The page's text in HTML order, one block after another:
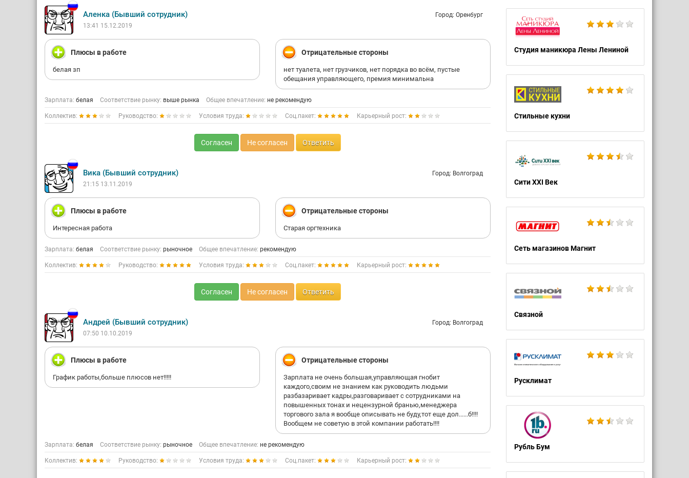
Студия маникюра Лены Лениной
Стильные кухни
Сити XXI Век
Сеть магазинов Магнит
Связной
Русклимат
Рубль Бум
Аленка (Бывший сотрудник)
Город: Оренбург
13:41 15.12.2019
Плюсы в работе
белая зп
Отрицательные стороны
нет туалета, нет грузчиков, нет порядка во всём, пустые
обещания управляющего, премия минимальна
Зарплата: белая Соответствие рынку: выше рынка Общее впечатление: не рекомендую
Коллектив: Руководство: Условия труда: Соц.пакет: Карьерный рост:
Согласен Не согласен Ответить
Вика (Бывший сотрудник)
Город: Волгоград
21:15 13.11.2019
Плюсы в работе
Интересная работа
Отрицательные стороны
Старая оргтехника
Зарплата: белая Соответствие рынку: рыночное Общее впечатление: рекомендую
Коллектив: Руководство: Условия труда: Соц.пакет: Карьерный рост:
Согласен Не согласен Ответить
Андрей (Бывший сотрудник)
Город: Волгоград
07:50 10.10.2019
Плюсы в работе
График работы,больше плюсов нет!!!!!
Отрицательные стороны
Зарплата не очень большая,управляющая гнобит
каждого,своим не знанием как руководить людьми
разбазаривает кадры,разговаривает с сотрудниками на
повышенных тонах и нецензурной бранью,менеджера
торгового зала я вообще описывать не буду,тот еще дол......б!!!!
Вообщем не советую в этой компании работать!!!!
Зарплата: белая Соответствие рынку: рыночное Общее впечатление: не рекомендую
Коллектив: Руководство: Условия труда: Соц.пакет: Карьерный рост: